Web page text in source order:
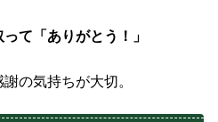
て「ありがとう！」
の気持ちが大切。